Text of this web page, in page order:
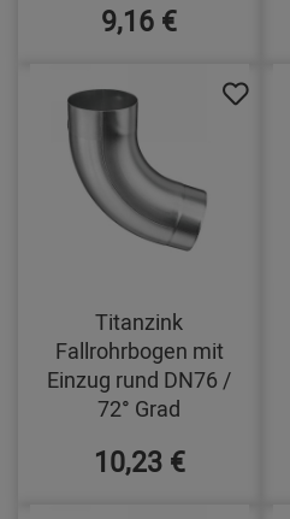
9,16 €
Titanzink
Fallrohrbogen mit
Einzug rund DN76 /
72° Grad
10,23 €